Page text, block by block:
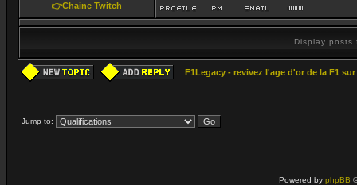
👉Chaine Twitch
Display
F1Legacy - revivez l'age d'or de la F1
Jump to:
Powered by phpBB